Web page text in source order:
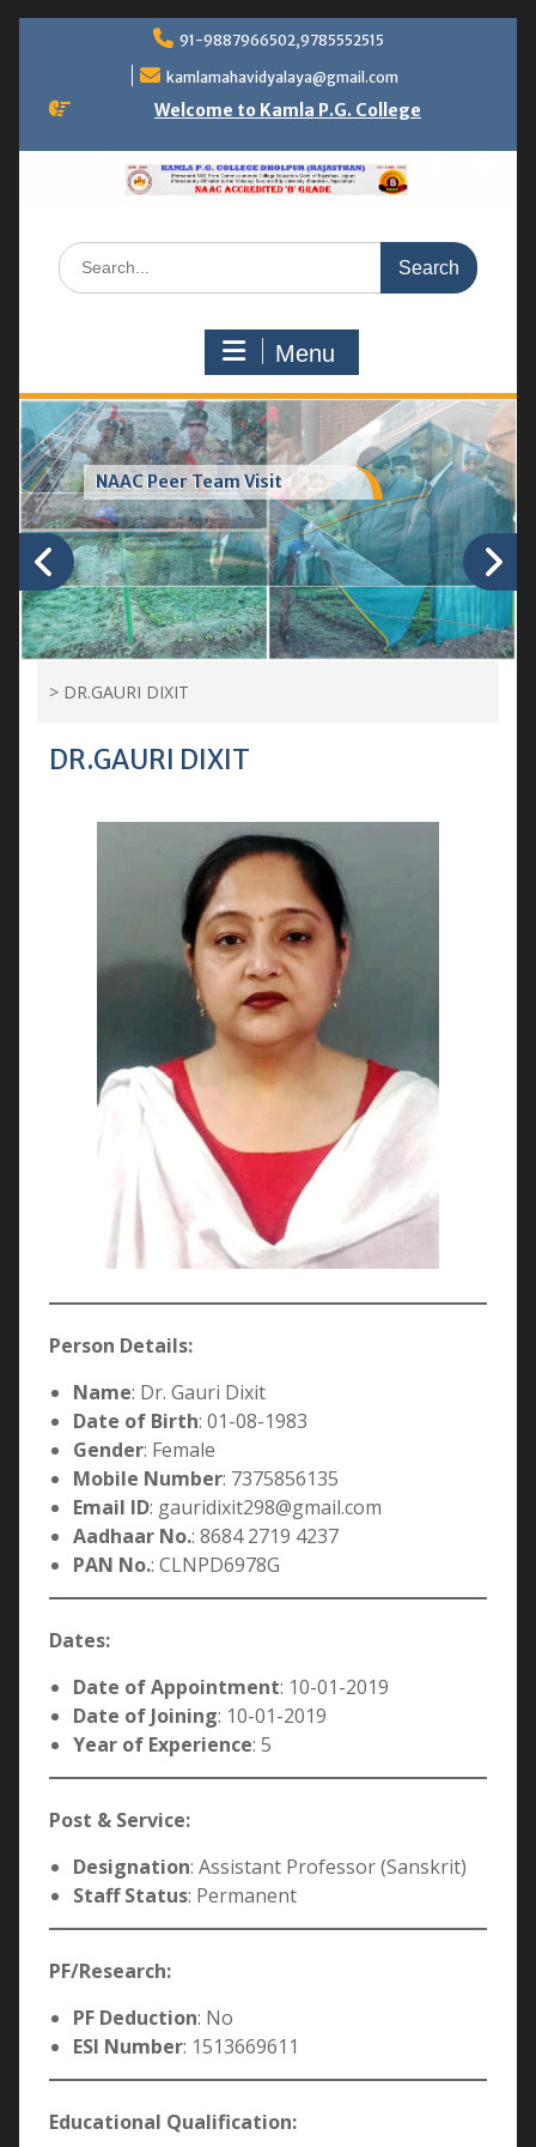
91-9887966502,9785552515
kamlamahavidyalaya@gmail.com
Welcome to Kamla P.G. College
Search
for:
Menu
Greenhouse & vermicompost
> DR.GAURI DIXIT
DR.GAURI DIXIT
Person Details:
Name: Dr. Gauri Dixit
Date of Birth: 01-08-1983
Gender: Female
Mobile Number: 7375856135
Email ID: gauridixit298@gmail.com
Aadhaar No.: 8684 2719 4237
PAN No.: CLNPD6978G
Dates:
Date of Appointment: 10-01-2019
Date of Joining: 10-01-2019
Year of Experience: 5
Post & Service:
Designation: Assistant Professor (Sanskrit)
Staff Status: Permanent
PF/Research:
PF Deduction: No
ESI Number: 1513669611
Educational Qualification: